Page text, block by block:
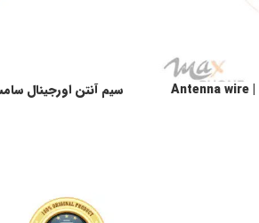
سیم آنتن شیائومی ردمی نوت 9 اورجینال | Antenna wire
افزودن به سبد خرید